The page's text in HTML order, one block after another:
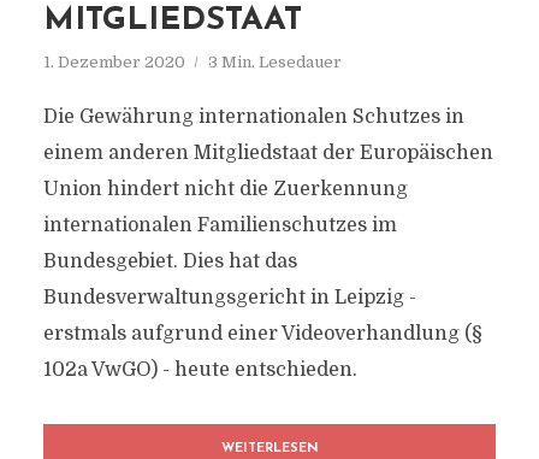
MITGLIEDSTAAT
1. Dezember 2020 3 Min. Lesedauer
Die Gewährung internationalen Schutzes in
einem anderen Mitgliedstaat der Europäischen
Union hindert nicht die Zuerkennung
internationalen Familienschutzes im
Bundesgebiet. Dies hat das
Bundesverwaltungsgericht in Leipzig -
erstmals aufgrund einer Videoverhandlung (§
102a VwGO) - heute entschieden.
WEITERLESEN